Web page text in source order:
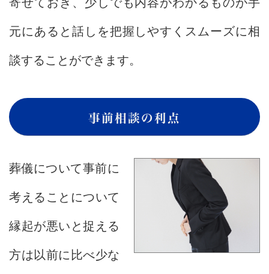
元にあると話しを把握しやすくスムーズに相
談することができます。
事前相談の利点
葬儀について事前に
考えることについて
縁起が悪いと捉える
方は以前に比べ少な